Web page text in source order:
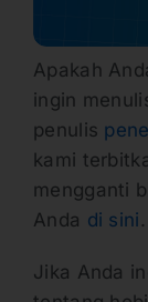
Apakah
ingin
penulis
kami
mengganti
Anda di sini .
Jika Anda